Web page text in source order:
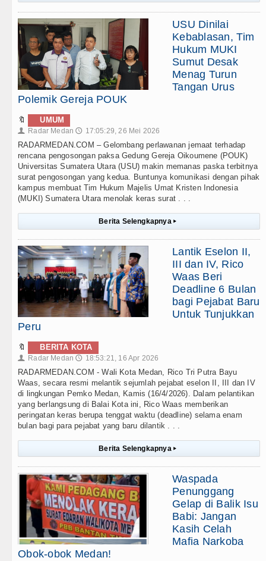
USU Dinilai
Kebablasan, Tim
Hukum MUKI
Sumut Desak
Menag Turun
Tangan Urus
Polemik Gereja POUK
🔖 UMUM
👤 Radar Medan 🕔 17:05:29, 26 Mei 2026
RADARMEDAN.COM – Gelombang perlawanan jemaat terhadap
rencana pengosongan paksa Gedung Gereja Oikoumene (POUK)
Universitas Sumatera Utara (USU) makin memanas paska terbitnya
surat pengosongan yang kedua. Buntunya komunikasi dengan pihak
kampus membuat Tim Hukum Majelis Umat Kristen Indonesia
(MUKI) Sumatera Utara menolak keras surat . . .
Berita Selengkapnya ▸
Lantik Eselon II,
III dan IV, Rico
Waas Beri
Deadline 6 Bulan
bagi Pejabat Baru
Untuk Tunjukkan
Peru
🔖 BERITA KOTA
👤 Radar Medan 🕔 18:53:21, 16 Apr 2026
RADARMEDAN.COM - Wali Kota Medan, Rico Tri Putra Bayu
Waas, secara resmi melantik sejumlah pejabat eselon II, III dan IV
di lingkungan Pemko Medan, Kamis (16/4/2026). Dalam pelantikan
yang berlangsung di Balai Kota ini, Rico Waas memberikan
peringatan keras berupa tenggat waktu (deadline) selama enam
bulan bagi para pejabat yang baru dilantik . . .
Berita Selengkapnya ▸
Waspada
Penunggang
Gelap di Balik Isu
Babi: Jangan
Kasih Celah
Mafia Narkoba
Obok-obok Medan!